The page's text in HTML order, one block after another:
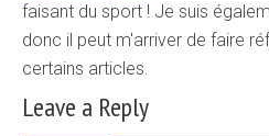
faisant du sport ! Je suis
donc il peut m'arriver de faire
certains articles.
Leave a Reply